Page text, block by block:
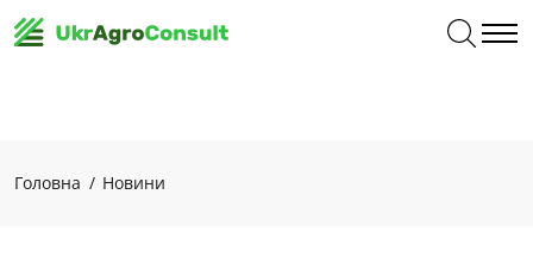
Головна Новини